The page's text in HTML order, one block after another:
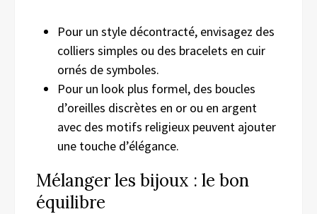
Pour un style décontracté, envisagez des
colliers simples ou des bracelets en cuir
ornés de symboles.
Pour un look plus formel, des boucles
d’oreilles discrètes en or ou en argent
avec des motifs religieux peuvent ajouter
une touche d’élégance.
Mélanger les bijoux : le bon
équilibre